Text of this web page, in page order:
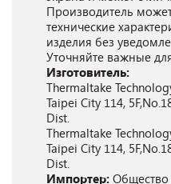
Производитель
технические
изделия без
Уточняйте важные
Изготовитель:
Thermaltake
Taipei City 114,
Dist.
Thermaltake
Taipei City 114,
Dist.
Импортер: Общество